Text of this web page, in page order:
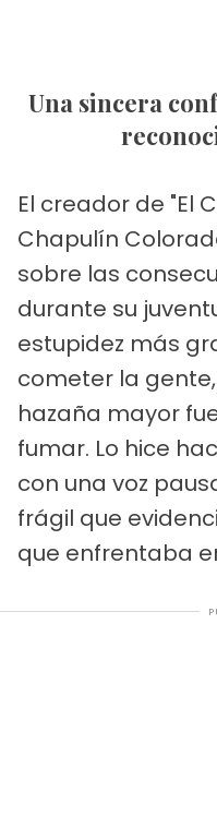
Una sincera confesión que: Chespirito
El creador de "El
Chapulín
sobre las
durante su
estupidez más
cometer la
hazaña mayor
fumar. Lo hice
con una voz
frágil que
que enfrentaba